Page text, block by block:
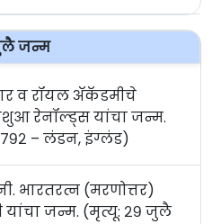
जन्म
व रॉयल अ‍ॅकॅडमीचे
रेनॉल्ड्स यांचा जन्म.
– लंडन, इंग्लंड)
भारतरत्न (मरणोत्तर)
जन्म. (मृत्यू: २९ जुलै